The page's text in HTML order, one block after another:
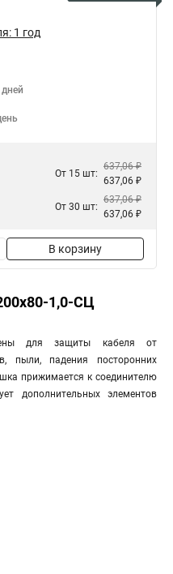
1 год
От 15 шт:
637,06 ₽
637,06 ₽
От 30 шт:
637,06 ₽
637,06 ₽
В корзину
1,0-СЦ
для защиты кабеля от
пыли, падения посторонних
прижимается к соединителю
дополнительных элементов